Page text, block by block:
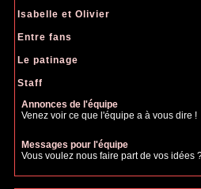
Isabelle et Olivier
Entre fans
Le patinage
Staff
Annonces de l'équipe
Venez voir ce que l'équipe a à vous dire !
Messages pour l'équipe
Vous voulez nous faire part de vos idées